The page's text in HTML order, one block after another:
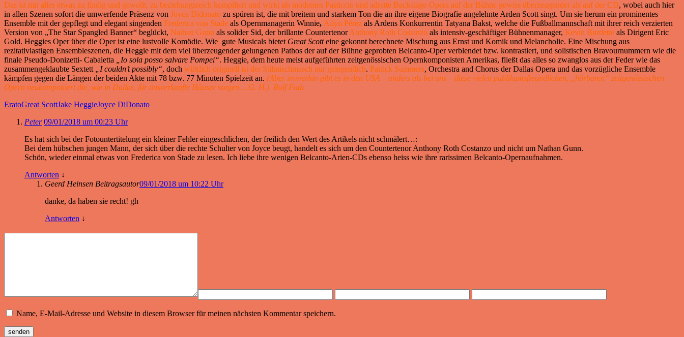
Das ist mir alles etwas zu findig und gewollt, zu beziehungsreich kompiliert und wirkt als modernes Pasticcio und adrette Backstage-Opera auf der Bühne gewiss überzeugender als auf der CD, wobei auch hier
in allen Szenen sofort die umwerfende Präsenz von Joyce Didonato zu spüren ist, die mit breitem und starkem Ton die an ihre eigene Biografie angelehnte Arden Scott singt. Um sie herum ein prominentes
Ensemble mit der gepflegt und elegant singenden Frederica von Stade als Opernmanagerin Winnie, Ailyn Pérez als Ardens Konkurrentin Tatyana Bakst, welche die Fußballmannschaft mit ihrer reich verzierten
Version von „The Star Spangled Banner“ beglückt, Nathan Gunn als solider Sid, der brillante CountertenorAnthony Roth Costanzo als intensiv-geschäftiger Bühnenmanager, Kevin Burdette als Dirigent Eric
Gold. Heggies Oper über die Oper ist eine lustvolle Komödie. Wie gute Musicals bietet Great Scotteine gekonnt berechnete Mischung aus Ernst und Komik und Melancholie. Eine Mischung aus
rezitativlastigen Ensembleszenen, die Heggie mit dem viel überzeugender gelungenen Pathos der auf der Bühne geprobten Belcanto-Oper verblendet bzw. kontrastiert, und solistischen Bravournummern wie die
finale Pseudo-Donizetti- Cabaletta „Io sola posso salvare Pompei“. Heggie, dem heute meist aufgeführten zeitgenössischen Opernkomponisten Amerikas, fließt das alles so zwanglos aus der Feder wie das
zusammengeklaubte Sextett
„I couldn’t possibly“, doch wirklich originell ist der Stilmischmasch nur gelegentlich. Patrick Summers, Orchestra and Chorus der Dallas Opera und das vorzügliche Ensemble
kämpfen gegen die Längen der beiden Akte mit 78 bzw. 77 Minuten Spielzeit an. (Aber immerhin gibt es in den USA – anders als bei uns – diese vielen publikumsfreundlichen, „hörbaren“ zeitgenössischen
Opern neukomponiert die, wie in Dallas, für ausverkaufte Häuser sorgen… G. H.) Rolf Fath
EratoGreat ScottJake HeggieJoyce DiDonato
Peter 09/01/2018 um 00:23 Uhr
Es hat sich bei der Fotountertitelung ein kleiner Fehler eingeschlichen, der freilich den Wert des Artikels nicht schmälert…:
Bei dem hübschen jungen Mann, der sich über die rechte Schulter von Joyce beugt, handelt es sich um den Countertenor Anthony Roth Costanzo und nicht um Nathan Gunn.
Schön, wieder einmal etwas von Frederica von Stade zu lesen. Ich liebe ihre wenigen Belcanto-Arien-CDs ebenso heiss wie ihre rarissimen Belcanto-Opernaufnahmen.
Antworten ↓
Geerd Heinsen Beitragsautor09/01/2018 um 10:22 Uhr
danke, da haben sie recht! gh
Antworten ↓
Name, E-Mail-Adresse und Website in diesem Browser für meinen nächsten Kommentar speichern.